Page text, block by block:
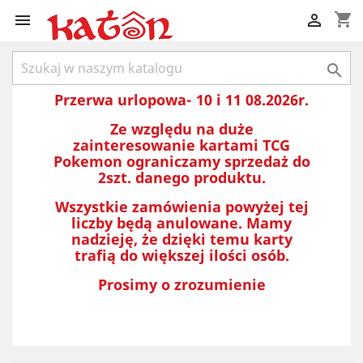
 shopping_cart


Przerwa urlopowa- 10 i 11 08.2026r.
Ze względu na duże
zainteresowanie kartami TCG
Pokemon ograniczamy sprzedaż do
2szt. danego produktu.
Wszystkie zamówienia powyżej tej
liczby będą anulowane. Mamy
nadzieję, że dzięki temu karty
trafią do większej ilości osób.
Prosimy o zrozumienie